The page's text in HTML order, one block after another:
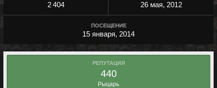
2 404 26 мая, 2012
ПОСЕЩЕНИЕ
15 января, 2014
РЕПУТАЦИЯ
440
Рыцарь